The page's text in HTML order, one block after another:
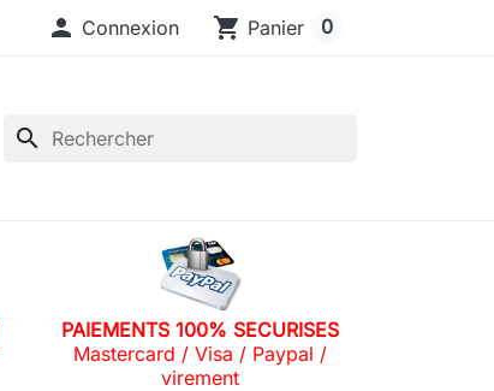
 Connexion shopping_cart Panier 0
search
PAIEMENTS 100% SECURISES
Mastercard / Visa / Paypal /
virement